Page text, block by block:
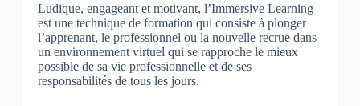
Ludique, engageant et motivant, l’Immersive Learning
est une technique de formation qui consiste à plonger
l’apprenant, le professionnel ou la nouvelle recrue dans
un environnement virtuel qui se rapproche le mieux
possible de sa vie professionnelle et de ses
responsabilités de tous les jours.